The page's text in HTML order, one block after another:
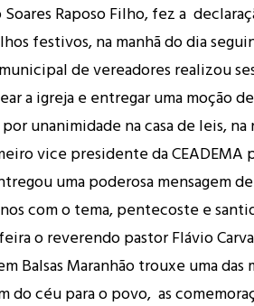
Soares Raposo Filho, fez a
festivos, na manhã do dia
de vereadores realizou
a igreja e entregar uma moção
unanimidade na casa de leis,
vice presidente da CEADEMA
uma poderosa mensagem
com o tema, pentecoste e
o reverendo pastor Flávio
Balsas Maranhão trouxe uma das
do céu para o povo, as